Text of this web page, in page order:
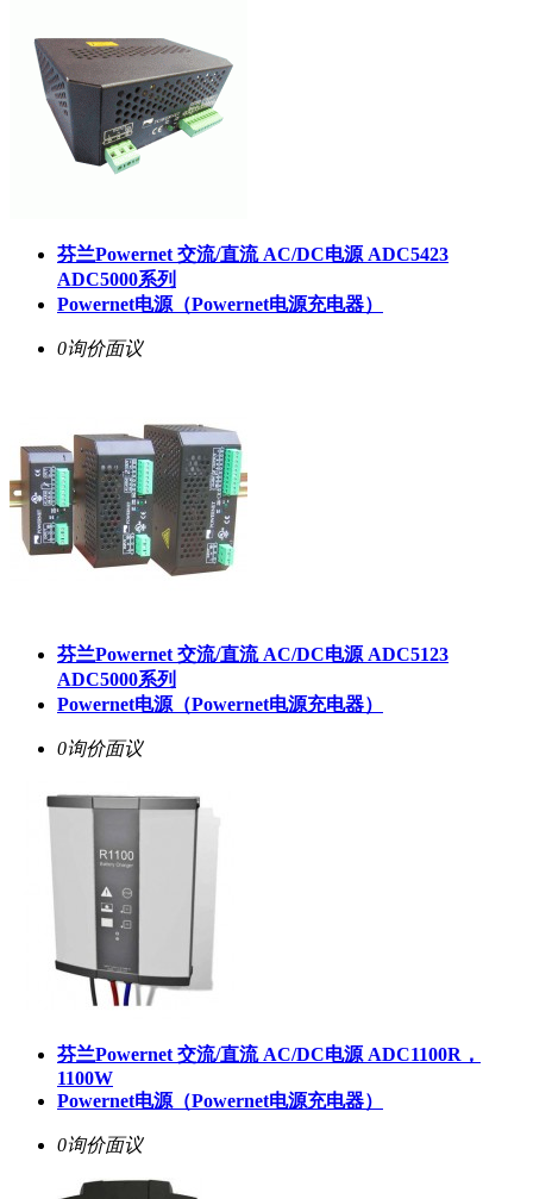
芬兰Powernet 交流/直流 AC/DC电源 ADC5423
ADC5000系列
Powernet电源（Powernet电源充电器）
0询价面议
芬兰Powernet 交流/直流 AC/DC电源 ADC5123
ADC5000系列
Powernet电源（Powernet电源充电器）
0询价面议
芬兰Powernet 交流/直流 AC/DC电源 ADC1100R，
1100W
Powernet电源（Powernet电源充电器）
0询价面议